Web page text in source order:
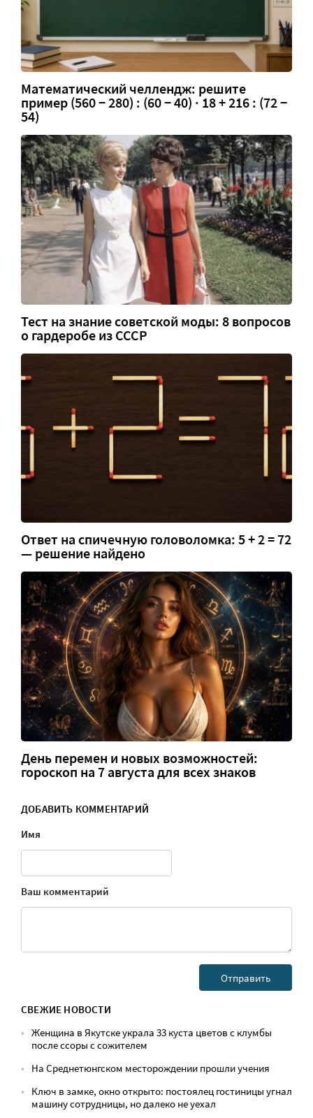
Математический челлендж: решите
пример (560 − 280) : (60 − 40) · 18 + 216 : (72 −
54)
Тест на знание советской моды: 8 вопросов
о гардеробе из СССР
Ответ на спичечную головоломка: 5 + 2 = 72
— решение найдено
День перемен и новых возможностей:
гороскоп на 7 августа для всех знаков
ДОБАВИТЬ КОММЕНТАРИЙ
Имя
Ваш комментарий
СВЕЖИЕ НОВОСТИ
Женщина в Якутске украла 33 куста цветов с клумбы
после ссоры с сожителем
На Среднетюнгском месторождении прошли учения
Ключ в замке, окно открыто: постоялец гостиницы угнал
машину сотрудницы, но далеко не уехал